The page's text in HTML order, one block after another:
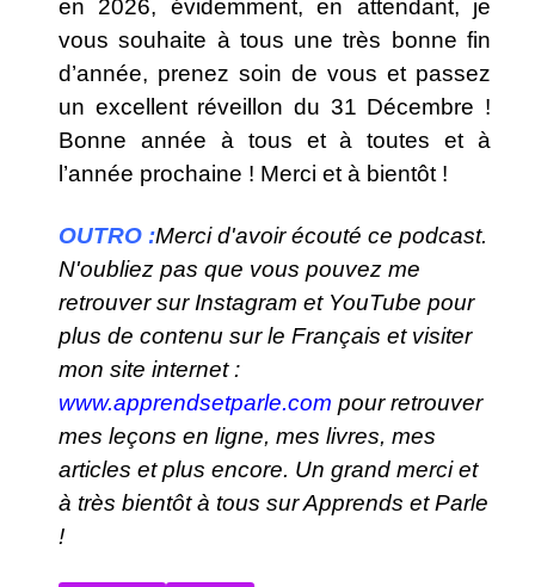
en 2026, évidemment, en attendant, je
vous souhaite à tous une très bonne fin
d’année, prenez soin de vous et passez
un excellent réveillon du 31 Décembre !
Bonne année à tous et à toutes et à
l’année prochaine ! Merci et à bientôt !
OUTRO :Merci d'avoir écouté ce podcast.
N'oubliez pas que vous pouvez me
retrouver sur Instagram et YouTube pour
plus de contenu sur le Français et visiter
mon site internet :
www.apprendsetparle.com pour retrouver
mes leçons en ligne, mes livres, mes
articles et plus encore. Un grand merci et
à très bientôt à tous sur Apprends et Parle
!